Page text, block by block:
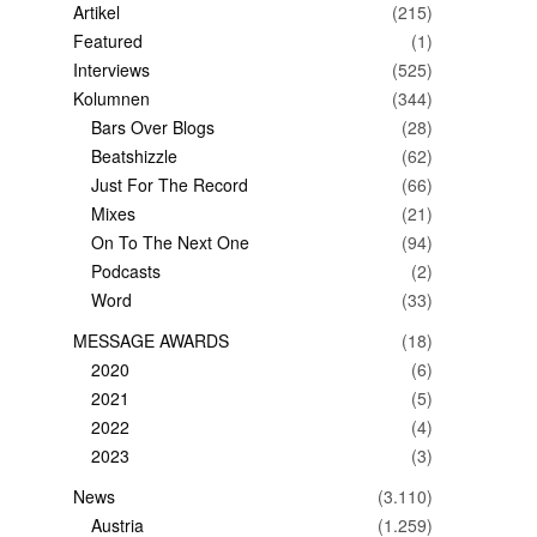
Artikel
(215)
Featured
(1)
Interviews
(525)
Kolumnen
(344)
Bars Over Blogs
(28)
Beatshizzle
(62)
Just For The Record
(66)
Mixes
(21)
On To The Next One
(94)
Podcasts
(2)
Word
(33)
MESSAGE AWARDS
(18)
2020
(6)
2021
(5)
2022
(4)
2023
(3)
News
(3.110)
Austria
(1.259)